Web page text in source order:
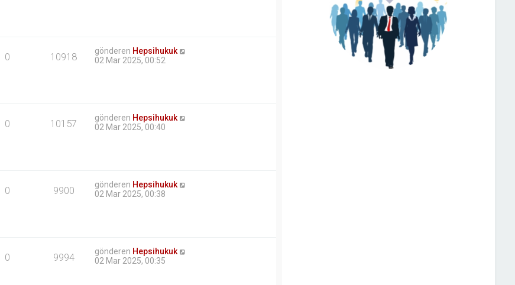
0 10918 gönderen Hepsihukuk
02 Mar 2025, 00:52
0 10157 gönderen Hepsihukuk
02 Mar 2025, 00:40
0 9900 gönderen Hepsihukuk
02 Mar 2025, 00:38
0 9994 gönderen Hepsihukuk
02 Mar 2025, 00:35